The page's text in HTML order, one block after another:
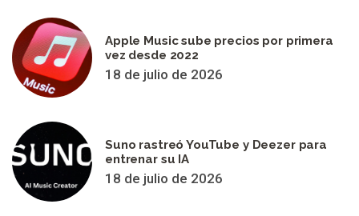
Apple Music sube precios por primera
vez desde 2022
18 de julio de 2026
Suno rastreó YouTube y Deezer para
entrenar su IA
18 de julio de 2026